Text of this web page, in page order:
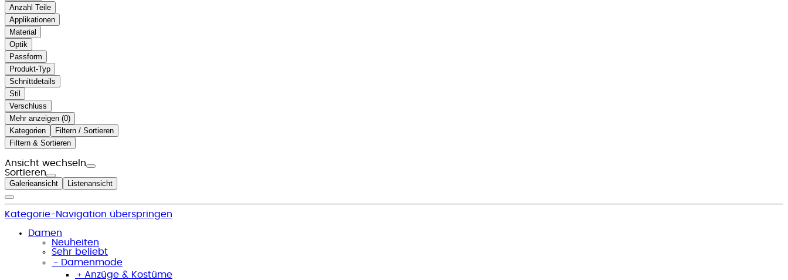
Anzahl Teile
Applikationen
Material
Optik
Passform
Produkt-Typ
Schnittdetails
Stil
Verschluss
Mehr anzeigen ( )
Kategorien
Filtern / Sortieren
Filtern & Sortieren
Ansicht wechseln
Sortieren
Galerieansicht Listenansicht
Kategorie-Navigation überspringen
Damen
Neuheiten
Sehr beliebt
﹣ Damenmode
﹢ Anzüge & Kostüme